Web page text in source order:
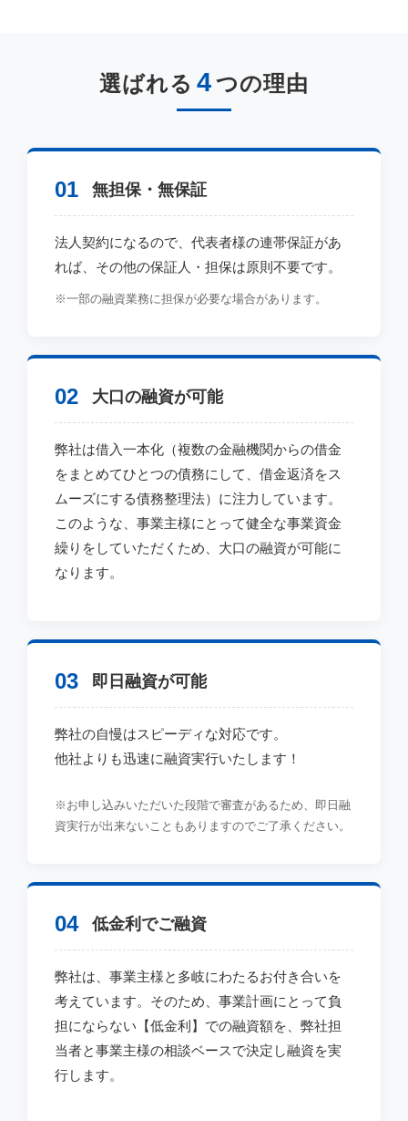
選ばれる 4つの理由
01 無担保・無保証
法人契約になるので、代表者様の連帯保証があ
れば、その他の保証人・担保は原則不要です。
※一部の融資業務に担保が必要な場合があります。
02 大口の融資が可能
弊社は借入一本化（複数の金融機関からの借金
をまとめてひとつの債務にして、借金返済をス
ムーズにする債務整理法）に注力しています。
このような、事業主様にとって健全な事業資金
繰りをしていただくため、大口の融資が可能に
なります。
03 即日融資が可能
弊社の自慢はスピーディな対応です。
他社よりも迅速に融資実行いたします！
※お申し込みいただいた段階で審査があるため、即日融
資実行が出来ないこともありますのでご了承ください。
04 低金利でご融資
弊社は、事業主様と多岐にわたるお付き合いを
考えています。そのため、事業計画にとって負
担にならない【低金利】での融資額を、弊社担
当者と事業主様の相談ベースで決定し融資を実
行します。